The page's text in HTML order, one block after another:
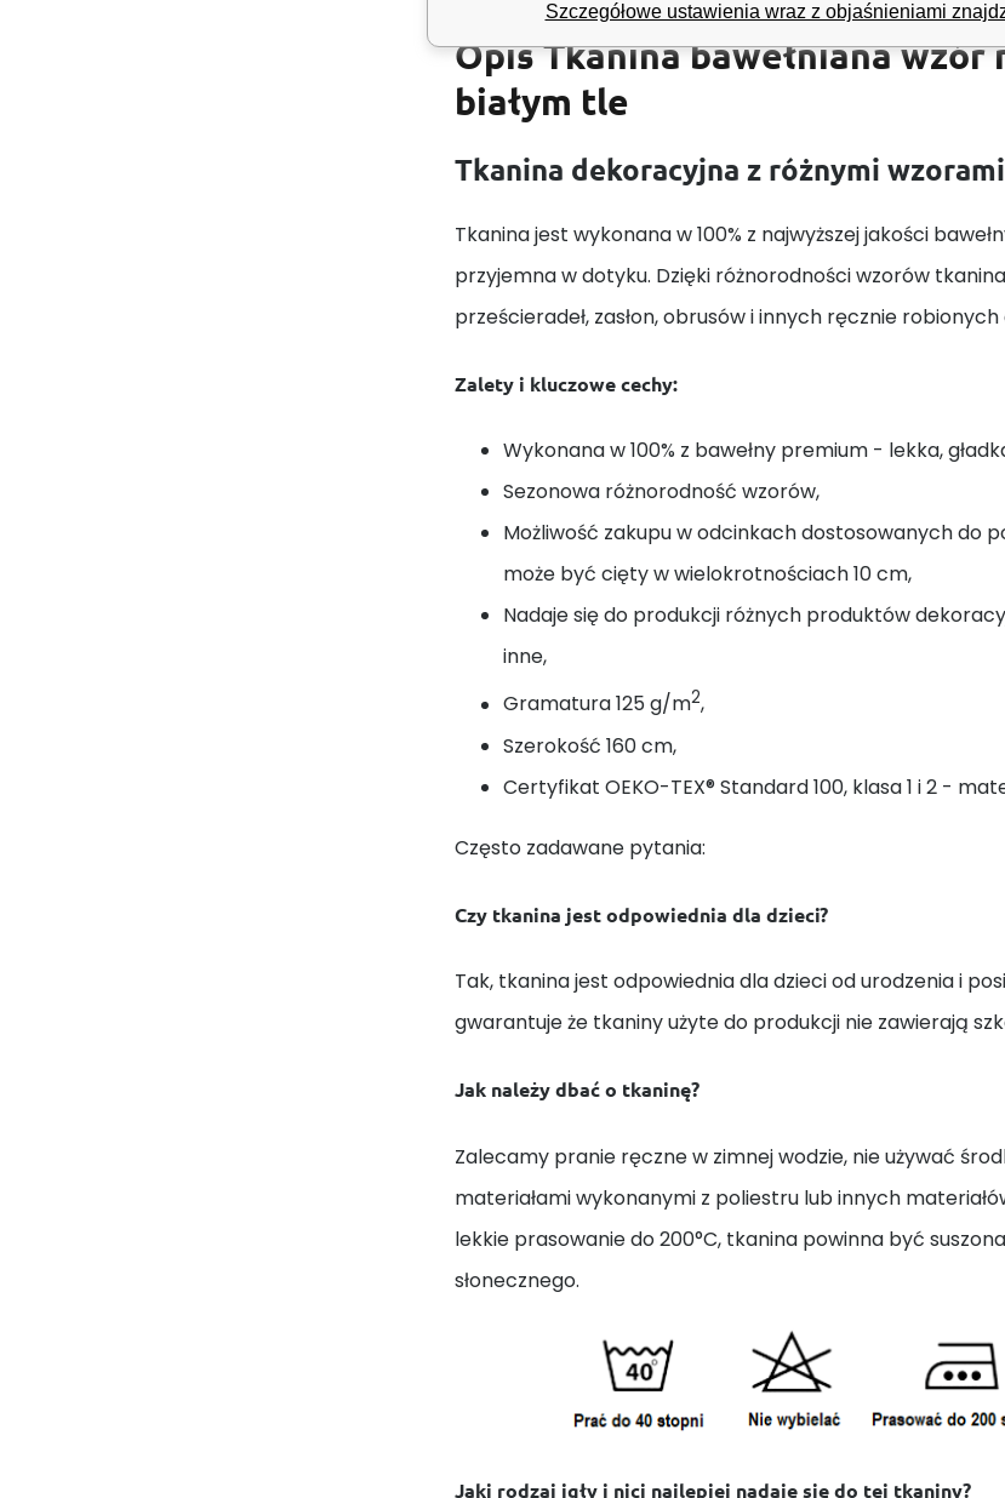
OpisTkanina bawełniana wzór
białym tle
Tkanina dekoracyjna z różnymi
Tkanina jest wykonana w 100% z najwyższej jakości
przyjemna w dotyku. Dzięki różnorodności wzorów
prześcieradeł, zasłon, obrusów i innych ręcznie
Zalety i kluczowe cechy:
Wykonana w 100% z bawełny premium - lekka,
Sezonowa różnorodność wzorów,
Możliwość zakupu w odcinkach dostosowanych do
może być cięty w wielokrotnościach 10 cm,
Nadaje się do produkcji różnych produktów
inne,
Gramatura 125 g/m2,
Szerokość 160 cm,
Certyfikat OEKO-TEX® Standard 100, klasa 1 i 2 -
Często zadawane pytania:
Czy tkanina jest odpowiednia dla dzieci?
Tak, tkanina jest odpowiednia dla dzieci od urodzenia i
gwarantuje że tkaniny użyte do produkcji nie zawierają
Jak należy dbać o tkaninę?
Zalecamy pranie ręczne w zimnej wodzie, nie używać
materiałami wykonanymi z poliestru lub innych
lekkie prasowanie do 200°C, tkanina powinna być
słonecznego.
Jaki rodzaj igły i nici najlepiej nadaje się do tej tkaniny?
Szczegółowe ustawienia wraz z objaśnieniami